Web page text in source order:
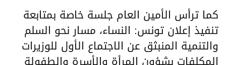
كما ترأس الأمين العام جلسة خاصة بمتابعة
تنفيذ إعلان تونس: النساء، مسار نحو السلم
والتنمية المنبثق عن الاجتماع الأول للوزيرات